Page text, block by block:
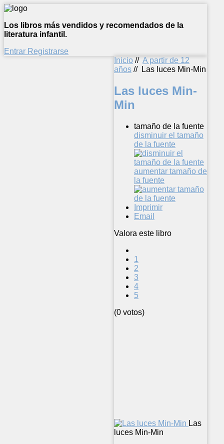
Los libros más vendidos y recomendados de la
literatura infantil.
Entrar Registrarse
Inicio // A partir de 12
años // Las luces Min-Min
Las luces Min-
Min
tamaño de la fuente
disminuir el tamaño
de la fuente
aumentar tamaño de
la fuente
Imprimir
Email
Valora este libro
1
2
3
4
5
(0 votos)
Las
luces Min-Min